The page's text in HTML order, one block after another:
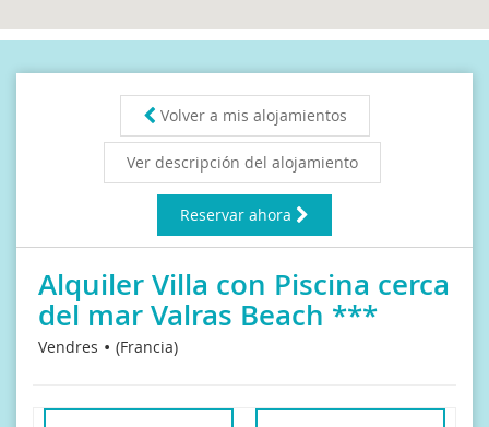
Volver a mis alojamientos
Ver descripción del alojamiento
Reservar ahora
Alquiler Villa con Piscina cerca
del mar Valras Beach ***
Vendres (Francia)